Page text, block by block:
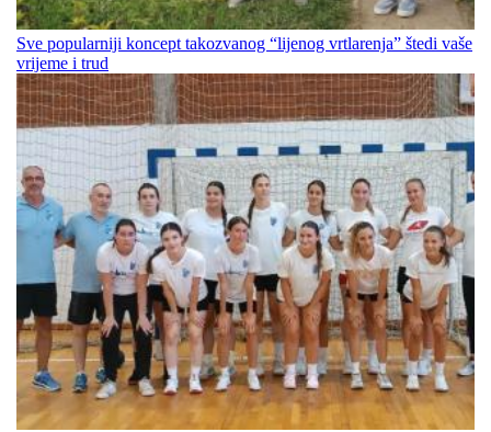
Sve popularniji koncept takozvanog “lijenog vrtlarenja” štedi vaše
vrijeme i trud